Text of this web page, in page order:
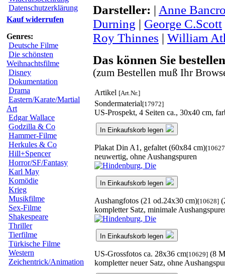
Datenschutzerklärung
Kauf widerrufen
Genres:
Deutsche Filme
Die schönsten
Weihnachtsfilme
Disney
Dokumentation
Drama
Eastern/Karate/Martial
Art
Edgar Wallace
Godzilla & Co
Hammer-Filme
Herkules & Co
Hill+Spencer
Horror/SF/Fantasy
Karl May
Komödie
Krieg
Musikfilme
Sex-Filme
Shakespeare
Thriller
Tierfilme
Türkische Filme
Western
Zeichentrick/Animation
Darsteller: | Anne
Durning | George C.Scott
Roy Thinnes | William
Das können Sie
(zum Bestellen muß Ihr
Artikel [Art.Nr.]
Sondermaterial[17972]
US-Prospekt, 4 Seiten ca., 30x40 cm,
In Einkaufskorb legen
Plakat Din A1, gefaltet (60x84 cm)
neuwertig, ohne Aushangspuren
In Einkaufskorb legen
Aushangfotos (21 od.24x30 cm)[10628]
kompletter Satz, minimale
In Einkaufskorb legen
US-Grossfotos ca. 28x36 cm[10629] (8
kompletter neuer Satz, ohne